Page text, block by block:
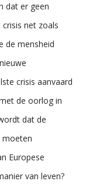
dat er geen
net zoals
de mensheid
crisis aanvaard
de oorlog in
dat de
moeten
Europese
van leven?